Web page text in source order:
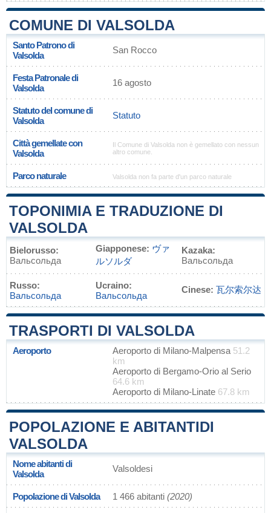
COMUNE DI VALSOLDA
Santo Patrono di
Valsolda
San Rocco
Festa Patronale di
Valsolda
16 agosto
Statuto del comune di
Valsolda
Statuto
Città gemellate con
Valsolda
Il Comune di Valsolda non è gemellato con nessun
altro comune.
Parco naturale Valsolda non fa parte d'un parco naturale
TOPONIMIA E TRADUZIONE DI
VALSOLDA
Bielorusso:
Вальсольда
Giapponese: ヴァ
ルソルダ
Kazaka:
Вальсольда
Russo:
Вальсольда
Ucraino:
Вальсольда
Cinese: 瓦尔索尔达
TRASPORTI DI VALSOLDA
Aeroporto Aeroporto di Milano-Malpensa 51.2
km
Aeroporto di Bergamo-Orio al Serio
64.6 km
Aeroporto di Milano-Linate 67.8 km
POPOLAZIONE E ABITANTIDI
VALSOLDA
Nome abitanti di
Valsolda
Valsoldesi
Popolazione di Valsolda 1 466 abitanti (2020)